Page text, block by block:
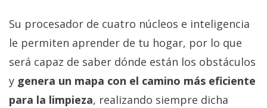
Su procesador de cuatro núcleos e inteligencia
le permiten aprender de tu hogar, por lo que
será capaz de saber dónde están los obstáculos
y genera un mapa con el camino más eficiente
para la limpieza, realizando siempre dicha